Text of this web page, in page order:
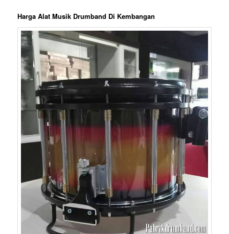
Harga Alat Musik Drumband Di Kembangan